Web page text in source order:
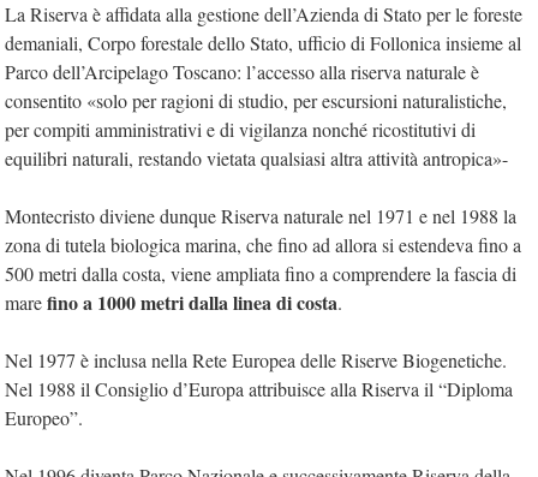
La Riserva è affidata alla gestione dell’Azienda di Stato per le foreste
demaniali, Corpo forestale dello Stato, ufficio di Follonica insieme al
Parco dell’Arcipelago Toscano: l’accesso alla riserva naturale è
consentito «solo per ragioni di studio, per escursioni naturalistiche,
per compiti amministrativi e di vigilanza nonché ricostitutivi di
equilibri naturali, restando vietata qualsiasi altra attività antropica»-
Montecristo diviene dunque Riserva naturale nel 1971 e nel 1988 la
zona di tutela biologica marina, che fino ad allora si estendeva fino a
500 metri dalla costa, viene ampliata fino a comprendere la fascia di
marefino a 1000 metri dalla linea di costa.
Nel 1977 è inclusa nella Rete Europea delle Riserve Biogenetiche.
Nel 1988 il Consiglio d’Europa attribuisce alla Riserva il “Diploma
Europeo”.